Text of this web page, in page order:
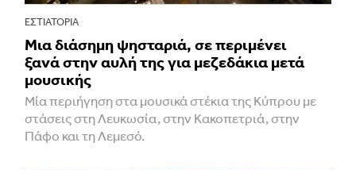
ΕΣΤΙΑΤΌΡΙΑ
Μια διάσημη ψησταριά, σε περιμένει
ξανά στην αυλή της για μεζεδάκια μετά
μουσικής
Μία περιήγηση στα μουσικά στέκια της Κύπρου με
στάσεις στη Λευκωσία, στην Κακοπετριά, στην
Πάφο και τη Λεμεσό.